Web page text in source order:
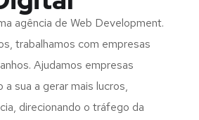
agência de Web Development.
trabalhamos com empresas
Ajudamos empresas
a sua a gerar mais lucros,
direcionando o tráfego da